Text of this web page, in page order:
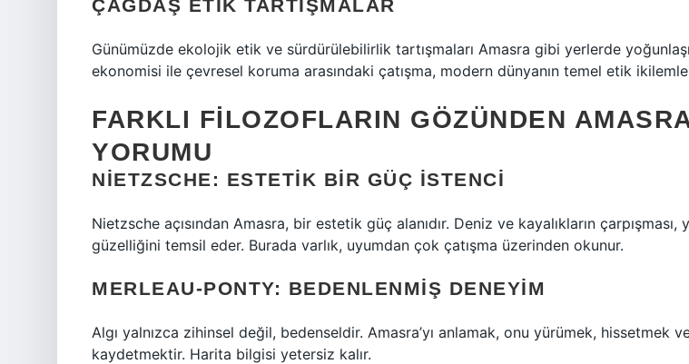
ÇAĞDAŞ ETIK TARTIŞMALAR
Günümüzde ekolojik etik ve sürdürülebilirlik tartışmaları Amasra gibi yerlerde
ekonomisi ile çevresel koruma arasındaki çatışma, modern dünyanın temel etik
FARKLI FILOZOFLARIN GÖZÜNDEN
YORUMU
NIETZSCHE: ESTETIK BIR GÜÇ İSTENCI
Nietzsche açısından Amasra, bir estetik güç alanıdır. Deniz ve kayalıkların çarpışması,
güzelliğini temsil eder. Burada varlık, uyumdan çok çatışma üzerinden okunur.
MERLEAU-PONTY: BEDENLENMIŞ DENEYIM
Algı yalnızca zihinsel değil, bedenseldir. Amasra’yı anlamak, onu yürümek, hissetmek
kaydetmektir. Harita bilgisi yetersiz kalır.